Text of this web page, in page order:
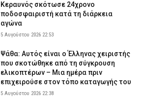
Κεραυνός σκότωσε 24χρονο
ποδοσφαιριστή κατά τη διάρκεια
αγώνα
5 Αυγούστου 2026 22:53
Ψάθα: Αυτός είναι ο Έλληνας χειριστής
που σκοτώθηκε από τη σύγκρουση
ελικοπτέρων – Μια ημέρα πριν
επιχειρούσε στον τόπο καταγωγής του
5 Αυγούστου 2026 22:38